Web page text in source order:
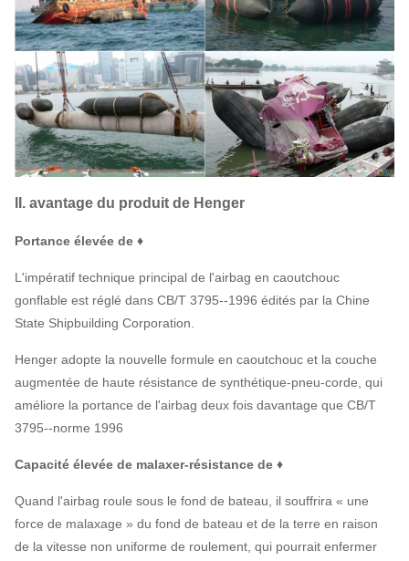
II. avantage du produit de Henger
Portance élevée de ♦
L'impératif technique principal de l'airbag en caoutchouc
gonflable est réglé dans CB/T 3795--1996 édités par la Chine
State Shipbuilding Corporation.
Henger adopte la nouvelle formule en caoutchouc et la couche
augmentée de haute résistance de synthétique-pneu-corde, qui
améliore la portance de l'airbag deux fois davantage que CB/T
3795--norme 1996
Capacité élevée de malaxer-résistance de ♦
Quand l'airbag roule sous le fond de bateau, il souffrira « une
force de malaxage » du fond de bateau et de la terre en raison
de la vitesse non uniforme de roulement, qui pourrait enfermer